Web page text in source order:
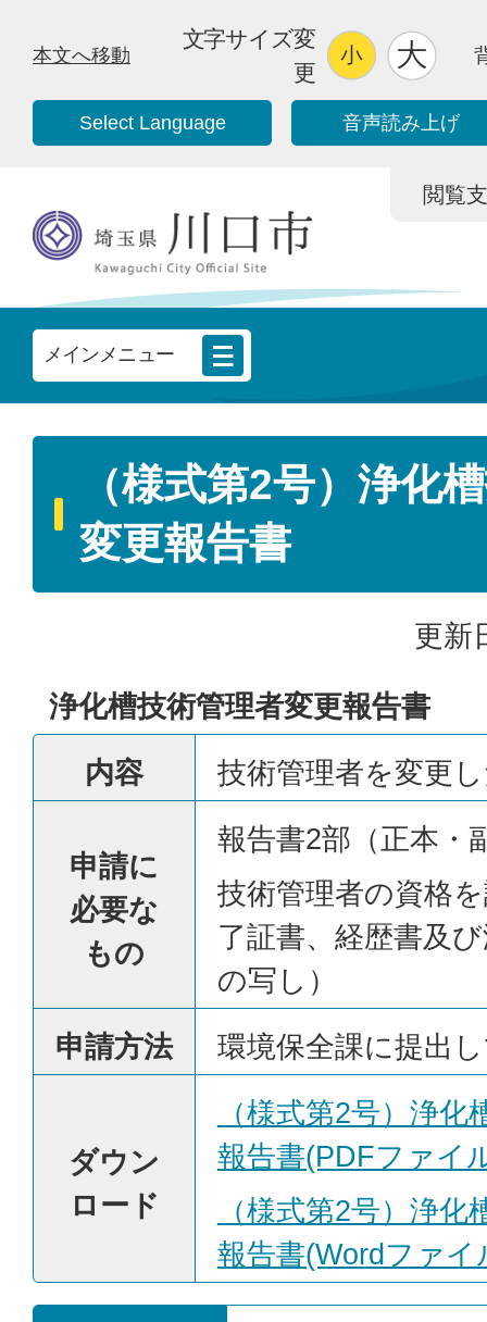
本文へ移動
文字サイズ変
更
Select Language 音声読み上げ
閲覧
メインメニュー
（様式第2号）浄化
変更報告書
更新
浄化槽技術管理者変更報告書
内容
技術管理者を変更
申請に
必要な
もの
報告書2部（正本・
技術管理者の資格
了証書、経歴書及
の写し）
申請方法
環境保全課に提出
ダウン
ロード
（様式第2号）浄
報告書(PDFファイ
（様式第2号）浄
報告書(Wordファイ